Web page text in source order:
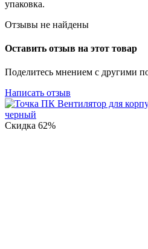
упаковка.
Отзывы не найдены
Оставить отзыв на этот товар
Поделитесь мнением с другими
Написать отзыв
Скидка 62%